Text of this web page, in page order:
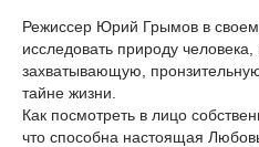
Режиссер Юрий Грымов в своем
исследовать природу
захватывающую,
тайне жизни.
Как посмотреть в лицо
что способна настоящая